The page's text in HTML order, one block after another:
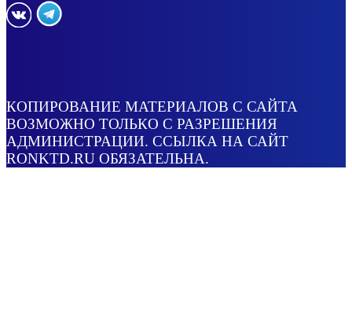
КОПИРОВАНИЕ МАТЕРИАЛОВ С САЙТА
ВОЗМОЖНО ТОЛЬКО С РАЗРЕШЕНИЯ
АДМИНИСТРАЦИИ. ССЫЛКА НА САЙТ
RONKTD.RU ОБЯЗАТЕЛЬНА.